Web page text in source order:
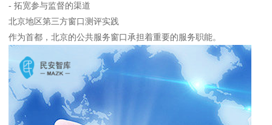
- 拓宽参与监督的渠道
北京地区第三方窗口测评实践
作为首都，北京的公共服务窗口承担着重要的服务职能。